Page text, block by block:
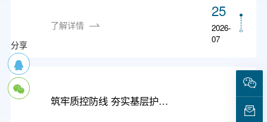
了解详情
25
2026-
07
筑牢质控防线 夯实基层护理——我院成功举办“基层医院护理质量与安全提升管理学习班”
分享